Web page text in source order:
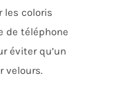
les coloris
de téléphone
éviter qu’un
velours.